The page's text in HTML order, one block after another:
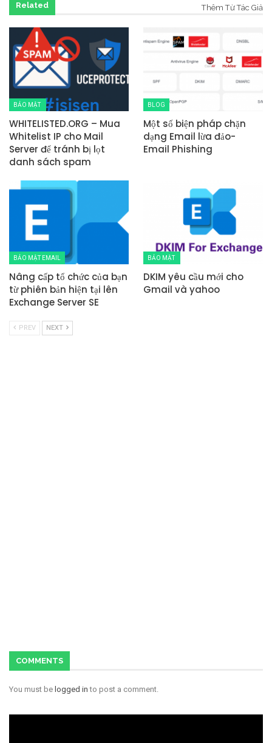
Related Thêm Từ Tác Giả
BẢO MẬT
WHITELISTED.ORG – Mua
Whitelist IP cho Mail
Server để tránh bị lọt
danh sách spam
BLOG
Một số biện pháp chặn
dạng Email lừa đảo-
Email Phishing
BẢO MẬT EMAIL
Nâng cấp tổ chức của bạn
từ phiên bản hiện tại lên
Exchange Server SE
BẢO MẬT
DKIM yêu cầu mới cho
Gmail và yahoo
PREV NEXT
COMMENTS
You must be logged in to post a comment.